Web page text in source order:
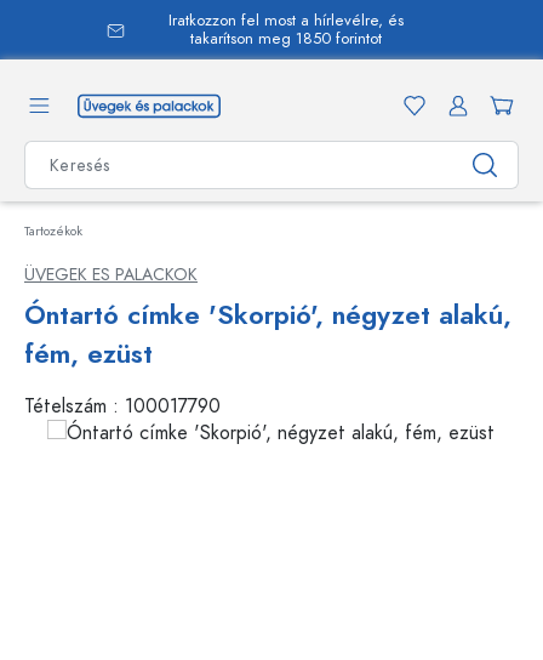
Iratkozzon fel most a hírlevélre, és
takarítson meg 1850 forintot
Tartozékok
ÜVEGEK ES PALACKOK
Óntartó címke 'Skorpió', négyzet alakú,
fém, ezüst
Tételszám : 100017790